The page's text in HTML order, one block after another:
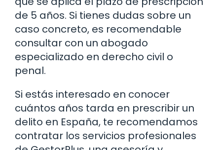
de 5 años. Si tienes dudas sobre un
caso concreto, es recomendable
consultar con un abogado
especializado en derecho civil o
penal.
Si estás interesado en conocer
cuántos años tarda en prescribir un
delito en España, te recomendamos
contratar los servicios profesionales